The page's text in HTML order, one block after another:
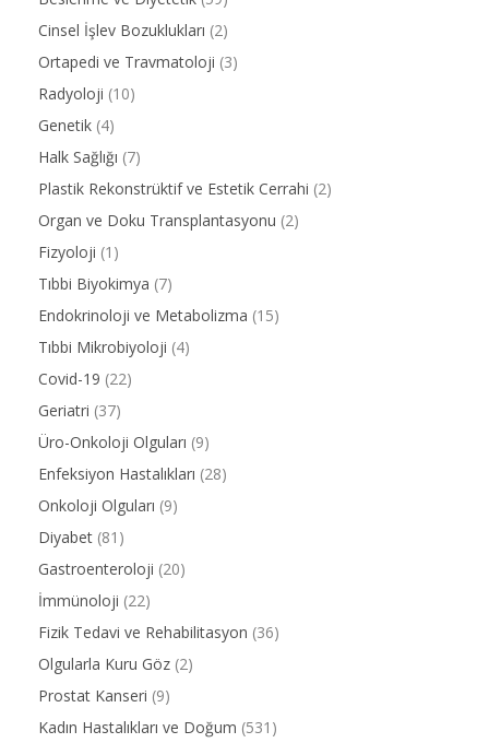
Cinsel İşlev Bozuklukları (2)
Ortapedi ve Travmatoloji (3)
Radyoloji (10)
Genetik (4)
Halk Sağlığı (7)
Plastik Rekonstrüktif ve Estetik Cerrahi (2)
Organ ve Doku Transplantasyonu (2)
Fizyoloji (1)
Tıbbi Biyokimya (7)
Endokrinoloji ve Metabolizma (15)
Tıbbi Mikrobiyoloji (4)
Covid-19 (22)
Geriatri (37)
Üro-Onkoloji Olguları (9)
Enfeksiyon Hastalıkları (28)
Onkoloji Olguları (9)
Diyabet (81)
Gastroenteroloji (20)
İmmünoloji (22)
Fizik Tedavi ve Rehabilitasyon (36)
Olgularla Kuru Göz (2)
Prostat Kanseri (9)
Kadın Hastalıkları ve Doğum (531)